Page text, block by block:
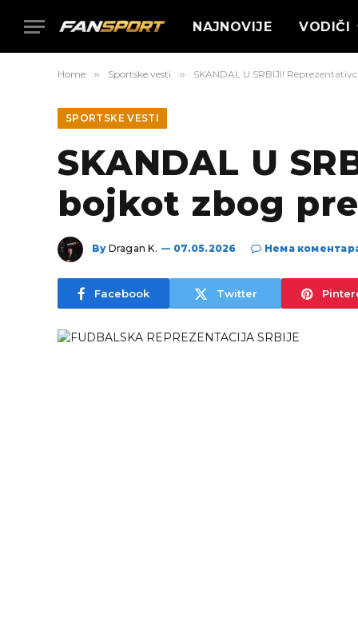
NAJNOVIJE VODIČI
Home » Sportske vesti » SKANDAL U SRBIJI!
SPORTSKE VESTI
SKANDAL U
bojkot zbog
By Dragan K. 07.05.2026 Нема
Facebook Twitter